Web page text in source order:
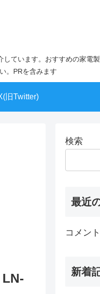
ています。おすすめの家電
。PRを含みます
旧Twitter)
検索
最近
コメン
新着